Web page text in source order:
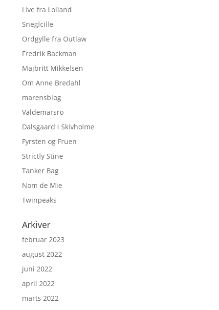
Live fra Lolland
Sneglcille
Ordgylle fra Outlaw
Fredrik Backman
Majbritt Mikkelsen
Om Anne Bredahl
marensblog
Valdemarsro
Dalsgaard i Skivholme
Fyrsten og Fruen
Strictly Stine
Tanker Bag
Nom de Mie
Twinpeaks
Arkiver
februar 2023
august 2022
juni 2022
april 2022
marts 2022